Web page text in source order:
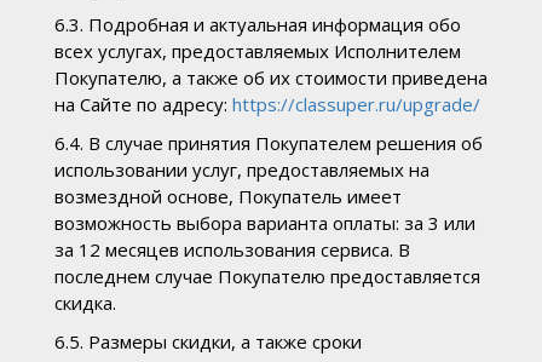
6.3. Подробная и актуальная информация обо
всех услугах, предоставляемых Исполнителем
Покупателю, а также об их стоимости приведена
на Сайте по адресу: https://classuper.ru/upgrade/
6.4. В случае принятия Покупателем решения об
использовании услуг, предоставляемых на
возмездной основе, Покупатель имеет
возможность выбора варианта оплаты: за 3 или
за 12 месяцев использования сервиса. В
последнем случае Покупателю предоставляется
скидка.
6.5. Размеры скидки, а также сроки